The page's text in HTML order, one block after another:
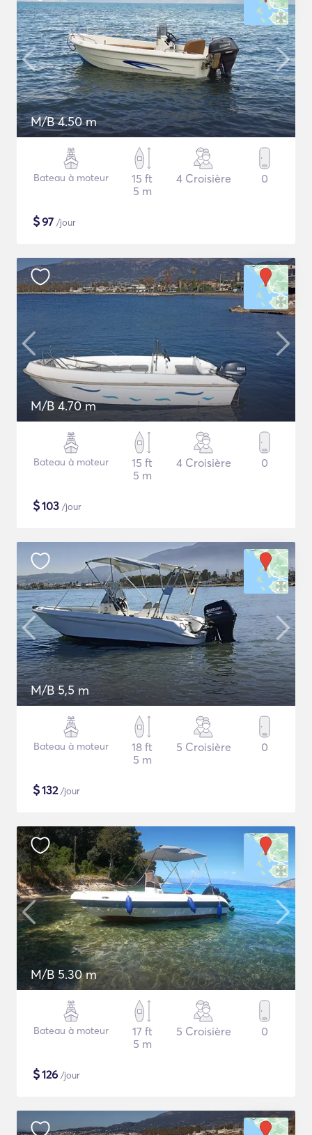
M/B 4.50 m
Bateau à moteur
15 ft
5 m
4 Croisière 0
$97 /jour
M/B 4.70 m
Bateau à moteur
15 ft
5 m
4 Croisière 0
$103 /jour
M/B 5,5 m
Bateau à moteur
18 ft
5 m
5 Croisière 0
$132/jour
M/B 5.30 m
Bateau à moteur
17 ft
5 m
5 Croisière 0
$126 /jour